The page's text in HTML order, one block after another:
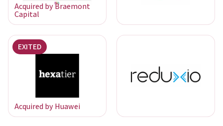
Acquired by Braemont
Capital
Acquired by Huawei
EXITED